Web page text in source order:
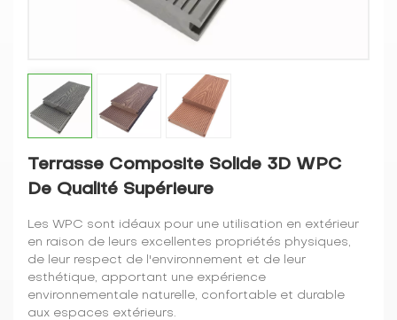
Terrasse Composite Solide 3D WPC
De Qualité Supérieure
Les WPC sont idéaux pour une utilisation en extérieur
en raison de leurs excellentes propriétés physiques,
de leur respect de l'environnement et de leur
esthétique, apportant une expérience
environnementale naturelle, confortable et durable
aux espaces extérieurs.